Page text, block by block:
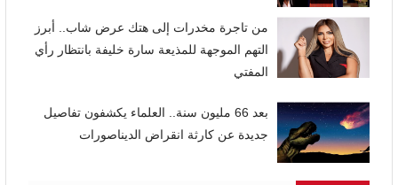
من تاجرة مخدرات إلى هتك عرض شاب.. أبرز
التهم الموجهة للمذيعة سارة خليفة بانتظار رأي
المفتي
بعد 66 مليون سنة.. العلماء يكشفون تفاصيل
جديدة عن كارثة انقراض الديناصورات